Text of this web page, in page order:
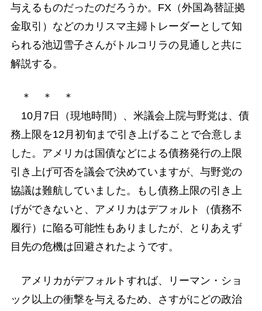
与えるものだったのだろうか。FX（外国為替証拠
金取引）などのカリスマ主婦トレーダーとして知
られる池辺雪子さんがトルコリラの見通しと共に
解説する。
＊ ＊ ＊
10月7日（現地時間）、米議会上院与野党は、債
務上限を12月初旬まで引き上げることで合意しま
した。アメリカは国債などによる債務発行の上限
引き上げ可否を議会で決めていますが、与野党の
協議は難航していました。もし債務上限の引き上
げができないと、アメリカはデフォルト（債務不
履行）に陥る可能性もありましたが、とりあえず
目先の危機は回避されたようです。
アメリカがデフォルトすれば、リーマン・ショ
ック以上の衝撃を与えるため、さすがにどの政治